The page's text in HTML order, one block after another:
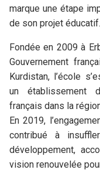
marque une étape
de son projet éducatif.
Fondée en 2009 à
Gouvernement
Kurdistan, l’école
un établissement
français dans la
En 2019,
contribué à
développement,
vision renouvelée